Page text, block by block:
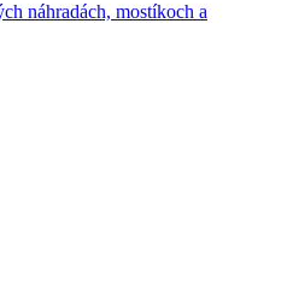
náhradách, mostíkoch a